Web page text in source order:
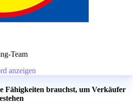
Team
anzeigen
Fähigkeiten brauchst, um Verkäufer